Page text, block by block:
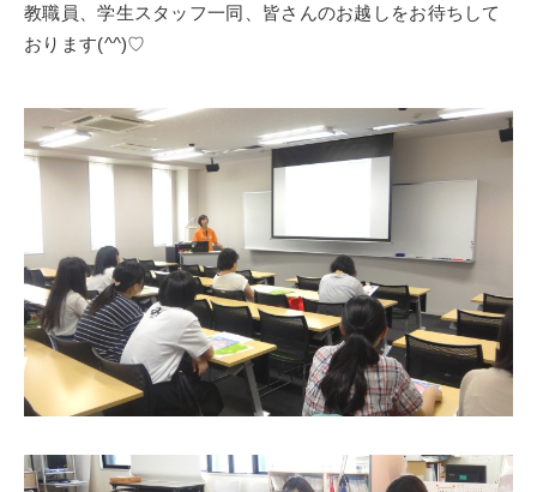
教職員、学生スタッフ一同、皆さんのお越しをお待ちして
おります(^^)♡